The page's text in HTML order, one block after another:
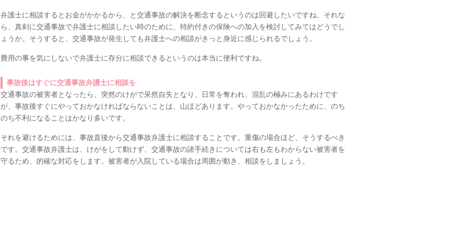
弁護士に相談するとお金がかかるから、と交通事故の解決を断念するというのは回避したいですね。それな
ら、真剣に交通事故で弁護士に相談したい時のために、特約付きの保険への加入を検討してみてはどうでし
ょうか。そうすると、交通事故が発生しても弁護士への相談がきっと身近に感じられるでしょう。
費用の事を気にしないで弁護士に存分に相談できるというのは本当に便利ですね。
事故後はすぐに交通事故弁護士に相談を
交通事故の被害者となったら、突然のけがで呆然自失となり、日常を奪われ、混乱の極みにあるわけです
が、事故後すぐにやっておかなければならないことは、山ほどあります。やっておかなかったために、のち
のち不利になることはかなり多いです。
それを避けるためには、事故直後から交通事故弁護士に相談することです。重傷の場合ほど、そうするべき
です。交通事故弁護士は、けがをして動けず、交通事故の諸手続きについては右も左もわからない被害者を
守るため、的確な対応をします。被害者が入院している場合は周囲が動き、相談をしましょう。